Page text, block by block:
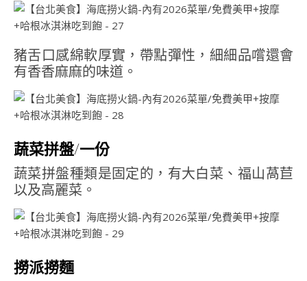
豬舌口感綿軟厚實，帶點彈性，細細品嚐還會
有香香麻麻的味道。
蔬菜拼盤/一份
蔬菜拼盤種類是固定的，有大白菜、福山萵苣
以及高麗菜。
撈派撈麵